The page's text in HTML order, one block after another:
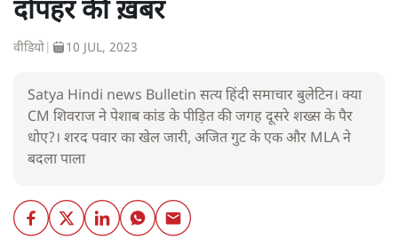
दोपहर की ख़बर
वीडियो 10 JUL, 2023
Satya Hindi news Bulletin सत्य हिंदी समाचार बुलेटिन। क्या
CM शिवराज ने पेशाब कांड के पीड़ित की जगह दूसरे शख्स के पैर
धोए?। शरद पवार का खेल जारी, अजित गुट के एक और MLA ने
बदला पाला